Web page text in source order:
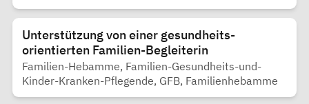
Unterstützung von einer gesundheits-
orientierten Familien-Begleiterin
Familien-Hebamme, Familien-Gesundheits-und-
Kinder-Kranken-Pflegende, GFB, Familienhebamme